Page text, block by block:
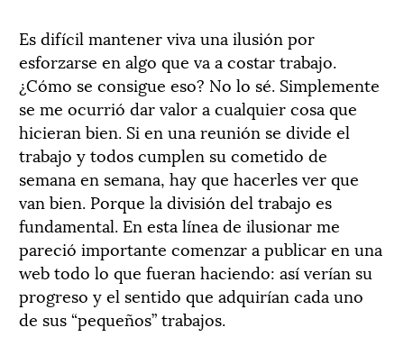
Es difícil mantener viva una ilusión por
esforzarse en algo que va a costar trabajo.
¿Cómo se consigue eso? No lo sé. Simplemente
se me ocurrió dar valor a cualquier cosa que
hicieran bien. Si en una reunión se divide el
trabajo y todos cumplen su cometido de
semana en semana, hay que hacerles ver que
van bien. Porque la división del trabajo es
fundamental. En esta línea de ilusionar me
pareció importante comenzar a publicar en una
web todo lo que fueran haciendo: así verían su
progreso y el sentido que adquirían cada uno
de sus “pequeños” trabajos.